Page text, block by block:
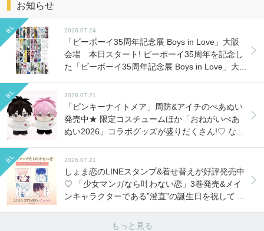
お知らせ
2026.07.24
「ビーボーイ35周年記念展 Boys in Love」大阪
会場 本日スタート! ビーボーイ35周年を記念し
た「ビーボーイ35周年記念展 Boys in Love」大...
2026.07.21
「ピンキーナイトメア」周防&アイチのぺあぬい
発売中★ 限定コスチュームほか「おねがいぺあ
ぬい2026」コラボグッズが盛りだくさん!♡ な...
2026.07.21
しょま恋のLINEスタンプ&着せ替えが好評発売中
♡ 「少女マンガなら叶わない恋」3巻発売&メイ
ンキャラクターである”澄直”の誕生日を祝して ...
もっと見る